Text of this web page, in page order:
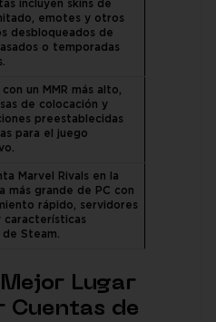
incluyen skins de
emotes y otros
desbloqueados de
o temporadas
un MMR más alto,
de colocación y
preestablecidas
para el juego
Marvel Rivals en la
más grande de PC con
rápido, servidores
características
Steam.
Lugar
Cuentas de